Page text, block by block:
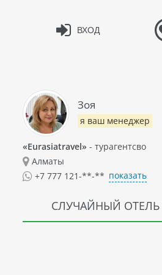
ВХОД
Зоя
я ваш менеджер
«Eurasiatravel» - турагентсво
Алматы
+7 777 121-**-** показать
СЛУЧАЙНЫЙ ОТЕЛЬ